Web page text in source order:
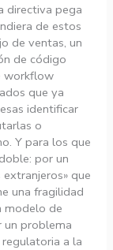
directiva pega
de estos
de ventas, un
de código
workflow
que ya
identificar
o
Y para los que
por un
que
una fragilidad
modelo de
un problema
a la